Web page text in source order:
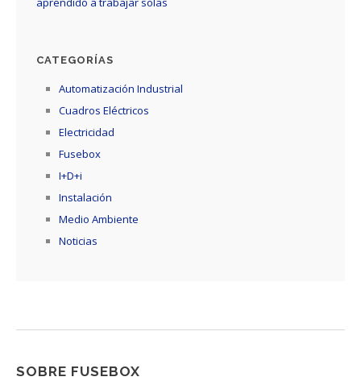
CATEGORÍAS
Automatización Industrial
Cuadros Eléctricos
Electricidad
Fusebox
I+D+i
Instalación
Medio Ambiente
Noticias
SOBRE FUSEBOX